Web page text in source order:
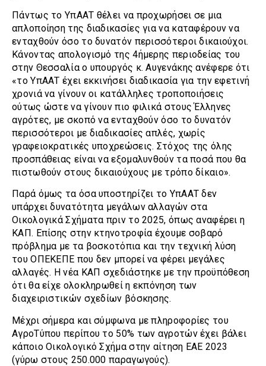
Πάντως το ΥπΑΑΤ θέλει να προχωρήσει σε μια
απλοποίηση της διαδικασίες για να καταφέρουν να
ενταχθούν όσο το δυνατόν περισσότεροι δικαιούχοι.
Κάνοντας απολογισμό της 4ήμερης περιοδείας του
στην Θεσσαλία ο υπουργός κ. Αυγενάκης ανέφερε ότι
«το ΥπΑΑΤ έχει εκκινήσει διαδικασία για την εφετινή
χρονιά να γίνουν οι κατάλληλες τροποποιήσεις
ούτως ώστε να γίνουν πιο φιλικά στους Έλληνες
αγρότες, με σκοπό να ενταχθούν όσο το δυνατόν
περισσότεροι με διαδικασίες απλές, χωρίς
γραφειοκρατικές υποχρεώσεις. Στόχος της όλης
προσπάθειας είναι να εξομαλυνθούν τα ποσά που θα
πιστωθούν στους δικαιούχους με τρόπο δίκαιο».
Παρά όμως τα όσα υποστηρίζει το ΥπΑΑΤ δεν
υπάρχει δυνατότητα μεγάλων αλλαγών στα
Οικολογικά Σχήματα πριν το 2025, όπως αναφέρει η
ΚΑΠ. Επίσης στην κτηνοτροφία έχουμε σοβαρό
πρόβλημα με τα βοσκοτόπια και την τεχνική λύση
του ΟΠΕΚΕΠΕ που δεν μπορεί να φέρει μεγάλες
αλλαγές. Η νέα ΚΑΠ σχεδιάστηκε με την προϋπόθεση
ότι θα είχε ολοκληρωθεί η εκπόνηση των
διαχειριστικών σχεδίων βόσκησης.
Μέχρι σήμερα και σύμφωνα με πληροφορίες του
ΑγροΤύπου περίπου το 50% των αγροτών έχει βάλει
κάποιο Οικολογικό Σχήμα στην αίτηση ΕΑΕ 2023
(γύρω στους 250.000 παραγωγούς).